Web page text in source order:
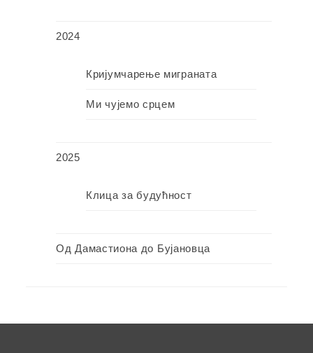
2024
Кријумчарење миграната
Ми чујемо срцем
2025
Клица за будућност
Од Дамастиона до Бујановца